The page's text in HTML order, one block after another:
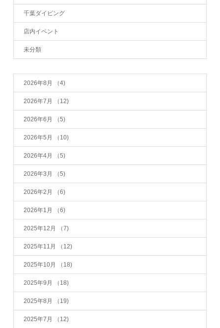
千葉ダイビング
店内イベント
未分類
2026年8月 （4)
2026年7月 （12)
2026年6月 （5)
2026年5月 （10)
2026年4月 （5)
2026年3月 （5)
2026年2月 （6)
2026年1月 （6)
2025年12月 （7)
2025年11月 （12)
2025年10月 （18)
2025年9月 （18)
2025年8月 （19)
2025年7月 （12)